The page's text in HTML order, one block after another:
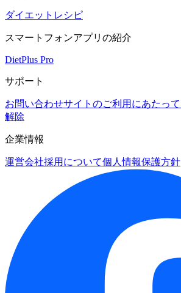
ダイエットレシピ
スマートフォンアプリの紹介
DietPlus Pro
サポート
お問い合わせサイトのご利用にあたって
解除
企業情報
運営会社採用について個人情報保護方針